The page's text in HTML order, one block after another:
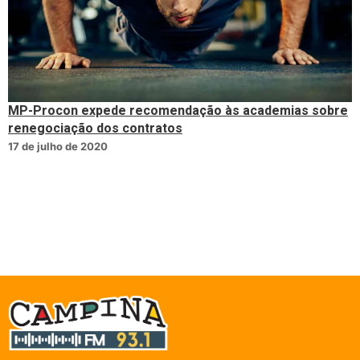
MP-Procon expede recomendação às academias sobre
renegociação dos contratos
17 de julho de 2020